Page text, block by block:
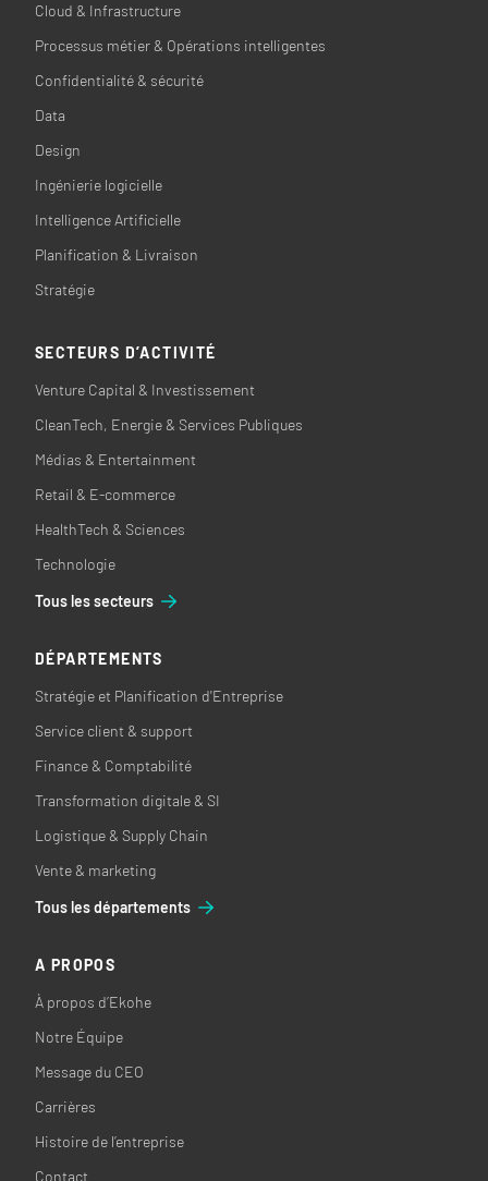
Cloud & Infrastructure
Processus métier & Opérations intelligentes
Confidentialité & sécurité
Data
Design
Ingénierie logicielle
Intelligence Artificielle
Planification & Livraison
Stratégie
SECTEURS D’ACTIVITÉ
Venture Capital & Investissement
CleanTech, Energie & Services Publiques
Médias & Entertainment
Retail & E-commerce
HealthTech & Sciences
Technologie
Tous les secteurs
DÉPARTEMENTS
Stratégie et Planification d'Entreprise
Service client & support
Finance & Comptabilité
Transformation digitale & SI
Logistique & Supply Chain
Vente & marketing
Tous les départements
A PROPOS
À propos d’Ekohe
Notre Équipe
Message du CEO
Carrières
Histoire de l’entreprise
Contact